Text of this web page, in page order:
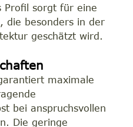
Profil sorgt für eine
die besonders in der
geschätzt wird.
maximale
bei anspruchsvollen
Die geringe